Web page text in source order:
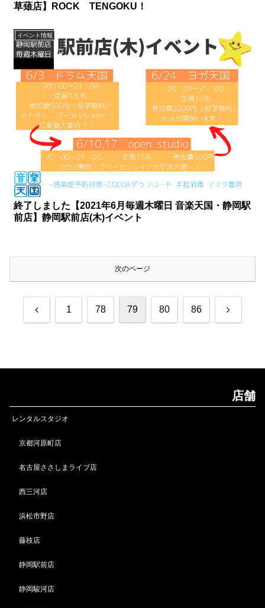
草薙店】ROCK TENGOKU！
イベント情報
終了しました【2021年6月毎週木曜日 音楽天国・静岡駅
前店】静岡駅前店(木)イベント
次のページ
前 1 78 79 80 86 次
店舗
レンタルスタジオ
京都河原町店
名古屋ささしまライブ店
西三河店
浜松市野店
藤枝店
静岡駅前店
静岡駿河店